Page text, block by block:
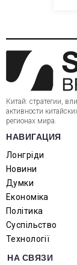
Китай: стратегии,
активности
регионах мира.
НАВИГАЦИЯ
Лонгріди
Новини
Думки
Економіка
Політика
Суспільство
Технології
НА СВЯЗИ